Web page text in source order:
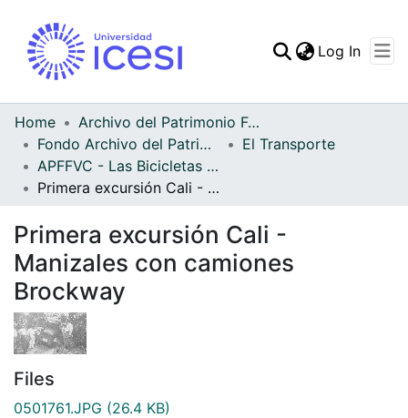
Statistics
Log In
Home
Archivo del Patrimonio Fotográfico y Fílmico del Valle del Cauca
Fondo Archivo del Patrimonio Fotográfico y Fílmico del Valle del Cauca
El Transporte
APFFVC - Las Bicicletas y Ca - Patrimonial
Primera excursión Cali - Manizales con camiones Brockway
Primera excursión Cali -
Manizales con camiones
Brockway
Files
0501761.JPG (26.4 KB)